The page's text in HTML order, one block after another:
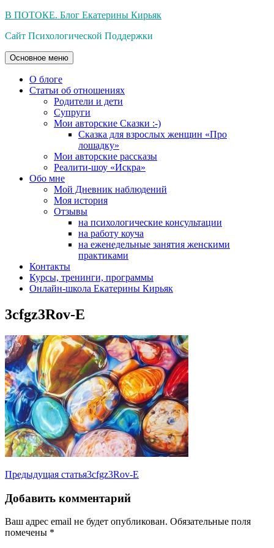
Перейти
содержимому
В ПОТОКЕ. Блог Екатерины Кирьяк
Сайт Психологической Поддержки
Основное меню
О блоге
Статьи об отношениях
Родители и дети
Супруги
Мои авторские Сказки :-)
Сказка для взрослых женщин «Про
лошадку»
Мои авторские рассказы
Реалити-шоу «Искра»
Обо мне
Мой Дневник наблюдений
Моя история
Отзывы
на психологические консультации
на работу коуча
на еженедельные занятия женскими
практиками
Контакты
Курсы, тренинги, программы
Онлайн-школа Екатерины Кирьяк
3cfgz3Rov-E
Навигация
по
записям
Предыдущая статья3cfgz3Rov-E
Добавить комментарий
Ваш адрес email не будет опубликован. Обязательные поля
помечены *